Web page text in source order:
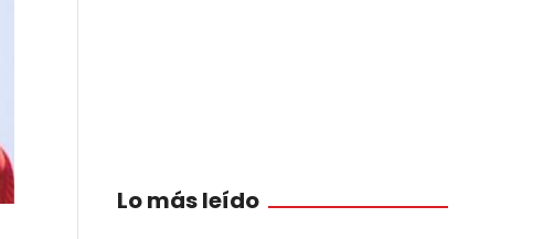
Lo más leído